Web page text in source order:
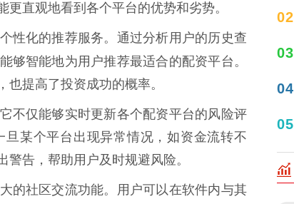
直观地看到各个平台的优势和劣势。
性化的推荐服务。通过分析用户的历史查
够智能地为用户推荐最适合的配资平台。
提高了投资成功的概率。
不仅能够实时更新各个配资平台的风险评
某个平台出现异常情况，如资金流转不
告，帮助用户及时规避风险。
的社区交流功能。用户可以在软件内与其
02
03
04
05